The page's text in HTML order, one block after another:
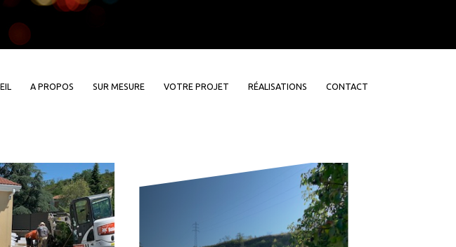
A PROPOS SUR MESURE VOTRE PROJET RÉALISATIONS CONTACT